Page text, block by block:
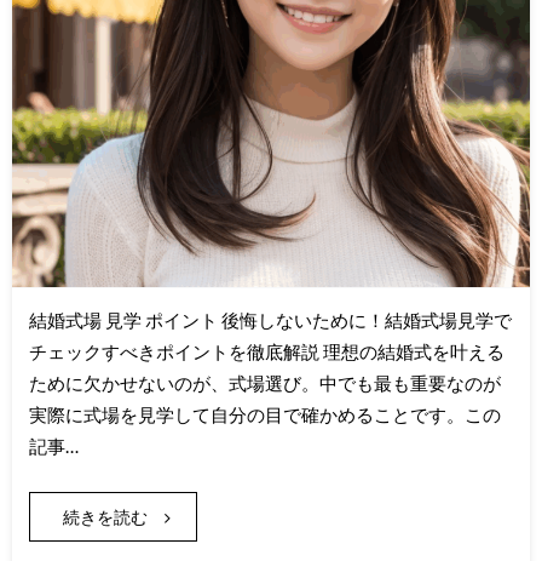
結婚式場 見学 ポイント 後悔しないために！結婚式場見学で
チェックすべきポイントを徹底解説 理想の結婚式を叶える
ために欠かせないのが、式場選び。中でも最も重要なのが
実際に式場を見学して自分の目で確かめることです。この
記事…
続きを読む